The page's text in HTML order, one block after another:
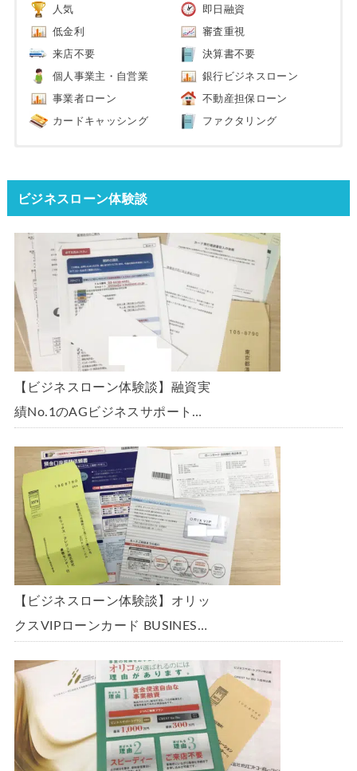
人気 即日融資
低金利 審査重視
来店不要 決算書不要
個人事業主・自営業 銀行ビジネスローン
事業者ローン 不動産担保ローン
カードキャッシング ファクタリング
ビジネスローン体験談
【ビジネスローン体験談】融資実
績No.1のAGビジネスサポート
300万円の枠で翌日に借りられま
した。全手順を丁寧に解説しま
す。
【ビジネスローン体験談】オリッ
クスVIPローンカード BUSINESS
の金利で借りられました。全手順
を丁寧に解説します。